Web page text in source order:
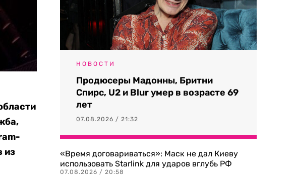
из
НОВОСТИ
Продюсеры Мадонны, Бритни
Спирс, U2 и Blur умер в возрасте 69
лет
07.08.2026 / 21:32
«Время договариваться»: Маск не дал Киеву
использовать Starlink для ударов вглубь РФ
07.08.2026 / 20:58